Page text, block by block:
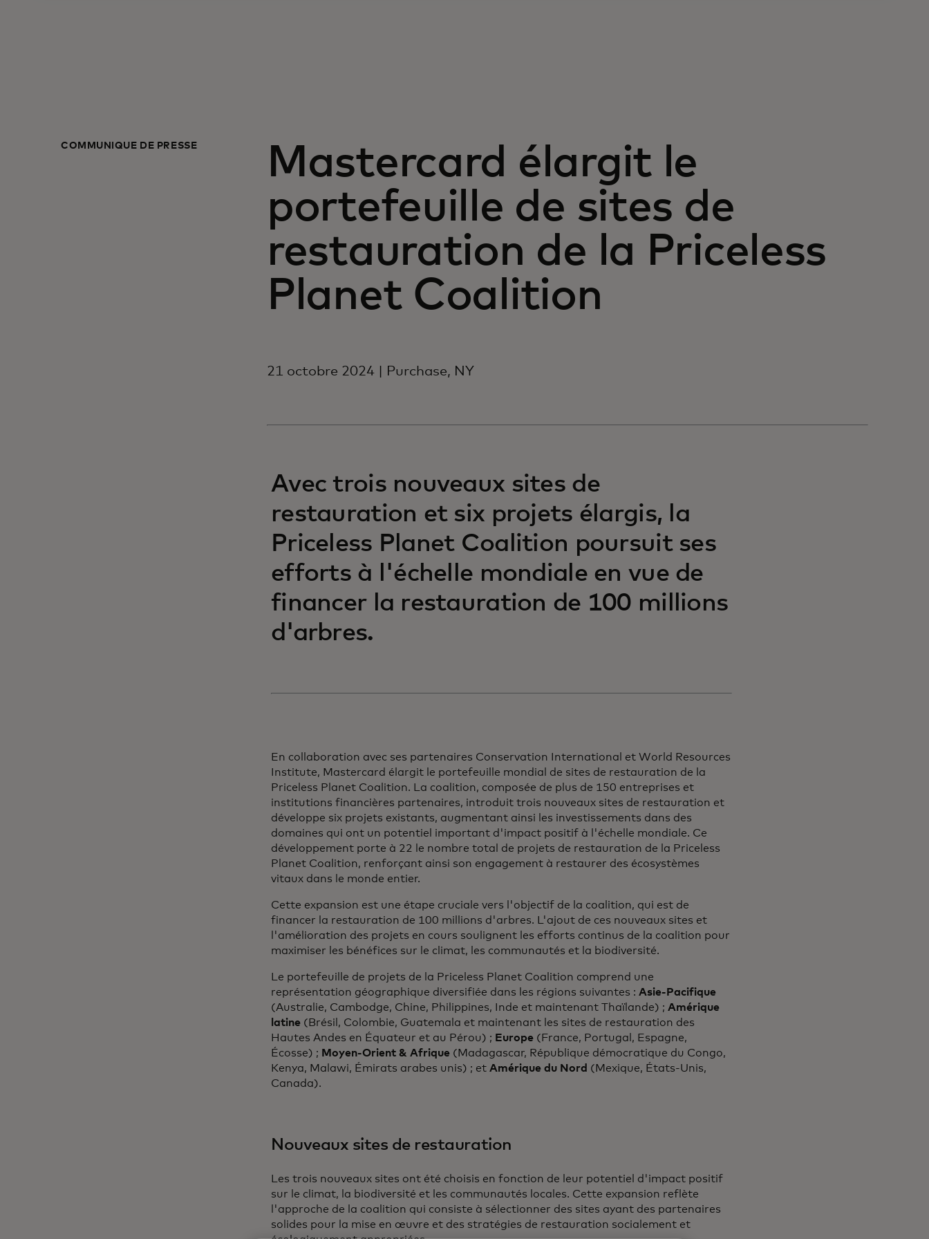
COMMUNIQUÉ DE PRESSE
Mastercard élargit le
portefeuille de sites de
restauration de la Priceless
Planet Coalition
21 octobre 2024 | Purchase, NY
Avec trois nouveaux sites de
restauration et six projets élargis, la
Priceless Planet Coalition poursuit ses
efforts à l'échelle mondiale en vue de
financer la restauration de 100 millions
d'arbres.
En collaboration avec ses partenaires Conservation International et World Resources
Institute, Mastercard élargit le portefeuille mondial de sites de restauration de la
Priceless Planet Coalition. La coalition, composée de plus de 150 entreprises et
institutions financières partenaires, introduit trois nouveaux sites de restauration et
développe six projets existants, augmentant ainsi les investissements dans des
domaines qui ont un potentiel important d'impact positif à l'échelle mondiale. Ce
développement porte à 22 le nombre total de projets de restauration de la Priceless
Planet Coalition, renforçant ainsi son engagement à restaurer des écosystèmes
vitaux dans le monde entier.
Cette expansion est une étape cruciale vers l'objectif de la coalition, qui est de
financer la restauration de 100 millions d'arbres. L'ajout de ces nouveaux sites et
l'amélioration des projets en cours soulignent les efforts continus de la coalition pour
maximiser les bénéfices sur le climat, les communautés et la biodiversité.
Le portefeuille de projets de la Priceless Planet Coalition comprend une
représentation géographique diversifiée dans les régions suivantes : Asie-Pacifique
(Australie, Cambodge, Chine, Philippines, Inde et maintenant Thaïlande) ; Amérique
latine (Brésil, Colombie, Guatemala et maintenant les sites de restauration des
Hautes Andes en Équateur et au Pérou) ; Europe (France, Portugal, Espagne,
Écosse) ; Moyen-Orient & Afrique (Madagascar, République démocratique du Congo,
Kenya, Malawi, Émirats arabes unis) ; et Amérique du Nord (Mexique, États-Unis,
Canada).
Nouveaux sites de restauration
Les trois nouveaux sites ont été choisis en fonction de leur potentiel d'impact positif
sur le climat, la biodiversité et les communautés locales. Cette expansion reflète
l'approche de la coalition qui consiste à sélectionner des sites ayant des partenaires
solides pour la mise en œuvre et des stratégies de restauration socialement et